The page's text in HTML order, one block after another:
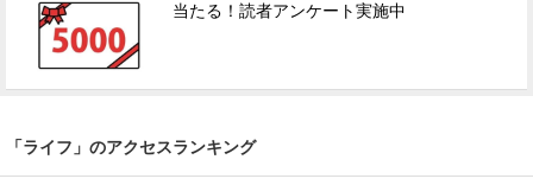
当たる！読者アンケート実施中
「ライフ」のアクセスランキング